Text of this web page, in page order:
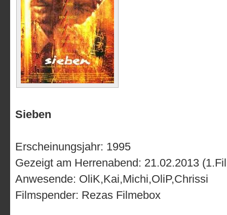
Sieben
Erscheinungsjahr: 1995
Gezeigt am Herrenabend: 21.02.2013
Anwesende: OliK,Kai,Michi,OliP,Chrissi
Filmspender: Rezas Filmebox